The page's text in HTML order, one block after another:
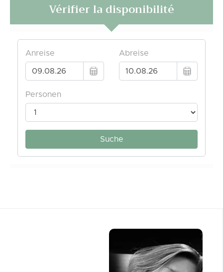
A partir de 70€ /nuit
Vérifier la disponibilité